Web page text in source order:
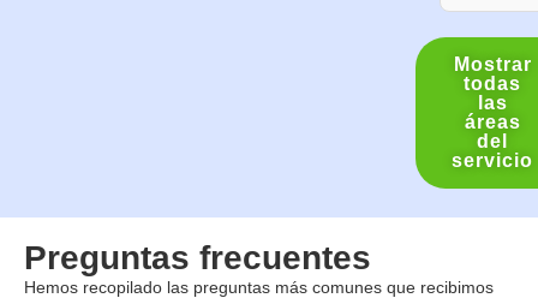
Mostrar
todas
las
áreas
del
servicio
Preguntas frecuentes
Hemos recopilado las preguntas más comunes que recibimos